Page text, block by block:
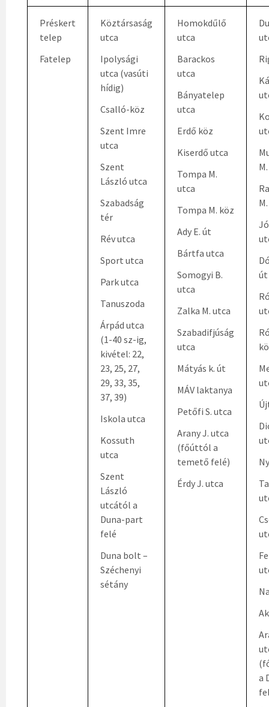
Préskert
telep
Fatelep
Köztársaság
utca
Ipolysági
utca (vasúti
hídig)
Csalló-köz
Szent Imre
utca
Szent
László utca
Szabadság
tér
Rév utca
Sport utca
Park utca
Tanuszoda
Árpád utca
(1-40 sz-ig,
kivétel: 22,
23, 25, 27,
29, 33, 35,
37, 39)
Iskola utca
Kossuth
utca
Szent
László
utcától a
Duna-part
felé
Duna bolt –
Széchenyi
sétány
Homokdűlő
utca
Barackos
utca
Bányatelep
utca
Erdő köz
Kiserdő utca
Tompa M.
utca
Tompa M. köz
Ady E. út
Bártfa utca
Somogyi B.
utca
Zalka M. utca
Szabadifjúság
utca
Mátyás k. út
MÁV laktanya
Petőfi S. utca
Arany J. utca
(főúttól a
temető felé)
Érdy J. utca
út
a